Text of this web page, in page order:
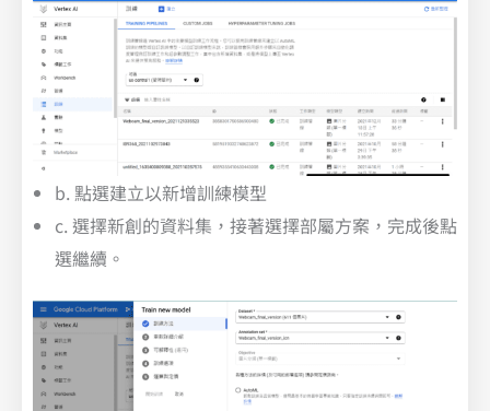
b. 點選建立以新增訓練模型
c. 選擇新創的資料集，接著選擇部屬方案，完成後點
選繼續。